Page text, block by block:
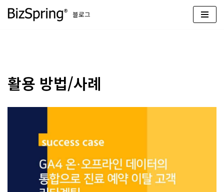
건
너
블로그
활용 방법/사례